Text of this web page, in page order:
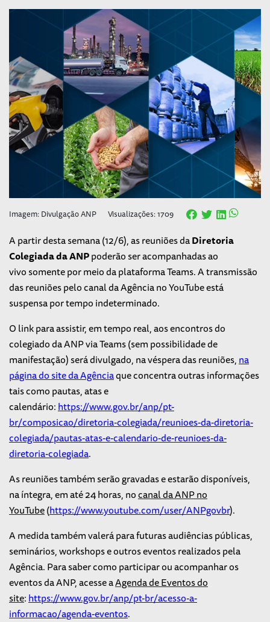
Imagem: Divulgação ANP Visualizações: 1709
A partir desta semana (12/6), as reuniões daDiretoria
Colegiada da ANPpoderão ser acompanhadas ao
vivo somente por meio da plataforma Teams. A transmissão
das reuniões pelo canal da Agência no YouTube está
suspensa por tempo indeterminado.
O link para assistir, em tempo real, aos encontros do
colegiado da ANP via Teams (sem possibilidade de
manifestação) será divulgado, na véspera das reuniões,na
página do site da Agênciaque concentra outras informações
tais como pautas, atas e
calendário:https://www.gov.br/anp/pt-
br/composicao/diretoria-colegiada/reunioes-da-diretoria-
colegiada/pautas-atas-e-calendario-de-reunioes-da-
diretoria-colegiada.
As reuniões também serão gravadas e estarão disponíveis,
na íntegra, em até 24 horas, nocanal da ANP no
YouTube(https://www.youtube.com/user/ANPgovbr).
A medida também valerá para futuras audiências públicas,
seminários, workshops e outros eventos realizados pela
Agência. Para saber como participar ou acompanhar os
eventos da ANP, acesse aAgenda de Eventos do
site:https://www.gov.br/anp/pt-br/acesso-a-
informacao/agenda-eventos.